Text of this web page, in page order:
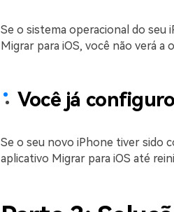
Se o sistema operacional do
Migrar para iOS, você não verá
Você já
Se o seu novo iPhone tiver sido
aplicativo Migrar para iOS até